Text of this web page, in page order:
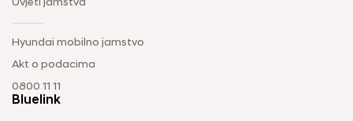
Uvjeti jamstva
Hyundai mobilno jamstvo
Akt o podacima
0800 11 11
Bluelink